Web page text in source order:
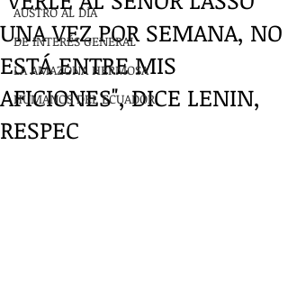
AUSTRO AL DÍA
DE INTERÉS GENERAL
LA AMAZONA HERMOSA
HUMANOS DEL ECUADOR
UNA VEZ POR SEMANA, NO
ESTÁ ENTRE MIS
AFICIONES", DICE LENIN,
RESPEC